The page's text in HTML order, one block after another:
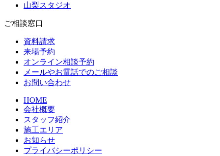
山梨スタジオ
ご相談窓口
資料請求
来場予約
オンライン相談予約
メールやお電話でのご相談
お問い合わせ
HOME
会社概要
スタッフ紹介
施工エリア
お知らせ
プライバシーポリシー